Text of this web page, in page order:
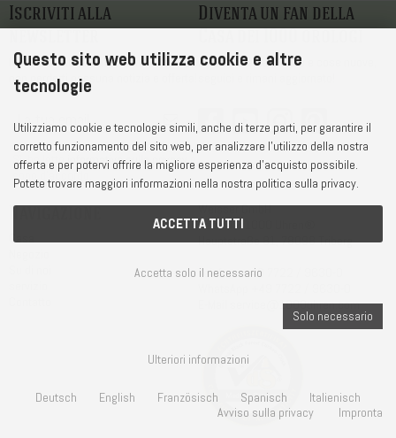
Iscriviti alla
newsletter
Iscriviti subito alla nostra newsletter e
non perderti nessuna notizia e offerta!
Sì, ho lettoinformativa sulla privacye
sono d'accordo.
Diventa un fan della
Casa dei 1000 orologi
Ispirazione, tendenze e cose nuove,
Navigazione
Casa
Weisser GmbH
Haus der 1000 Uhren®
Hauptstraße 81, 78098 Triberg
Telefono+49 7722 / 9630-0
service@1000uhren.com
Questo sito web utilizza cookie e altre
tecnologie
Utilizziamo cookie e tecnologie simili, anche di terze parti, per garantire il
corretto funzionamento del sito web, per analizzare l'utilizzo della nostra
offerta e per potervi offrire la migliore esperienza d'acquisto possibile.
Potete trovare maggiori informazioni nella nostra politica sulla privacy.
ACCETTA TUTTI
Accetta solo il necessario
Solo necessario
Ulteriori informazioni
Deutsch English Französisch Spanisch
Italienisch
Avviso sulla privacy
Impronta